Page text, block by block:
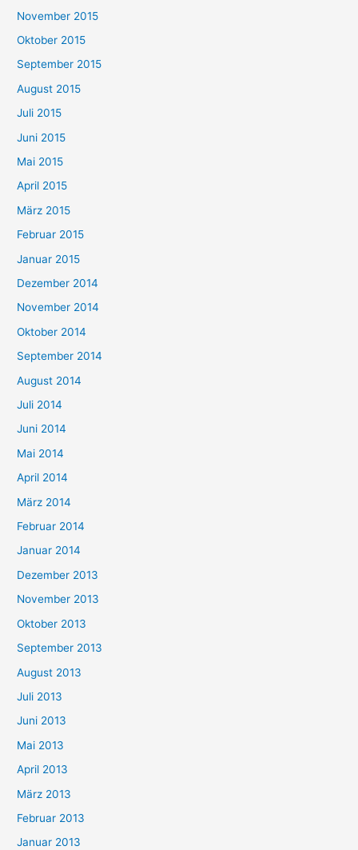
November 2015
Oktober 2015
September 2015
August 2015
Juli 2015
Juni 2015
Mai 2015
April 2015
März 2015
Februar 2015
Januar 2015
Dezember 2014
November 2014
Oktober 2014
September 2014
August 2014
Juli 2014
Juni 2014
Mai 2014
April 2014
März 2014
Februar 2014
Januar 2014
Dezember 2013
November 2013
Oktober 2013
September 2013
August 2013
Juli 2013
Juni 2013
Mai 2013
April 2013
März 2013
Februar 2013
Januar 2013